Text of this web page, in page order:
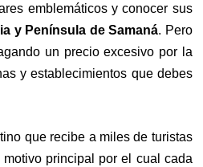
emblemáticos y conocer sus
y Península de Samaná. Pero
un precio excesivo por la
y establecimientos que debes
que recibe a miles de turistas
principal por el cual cada